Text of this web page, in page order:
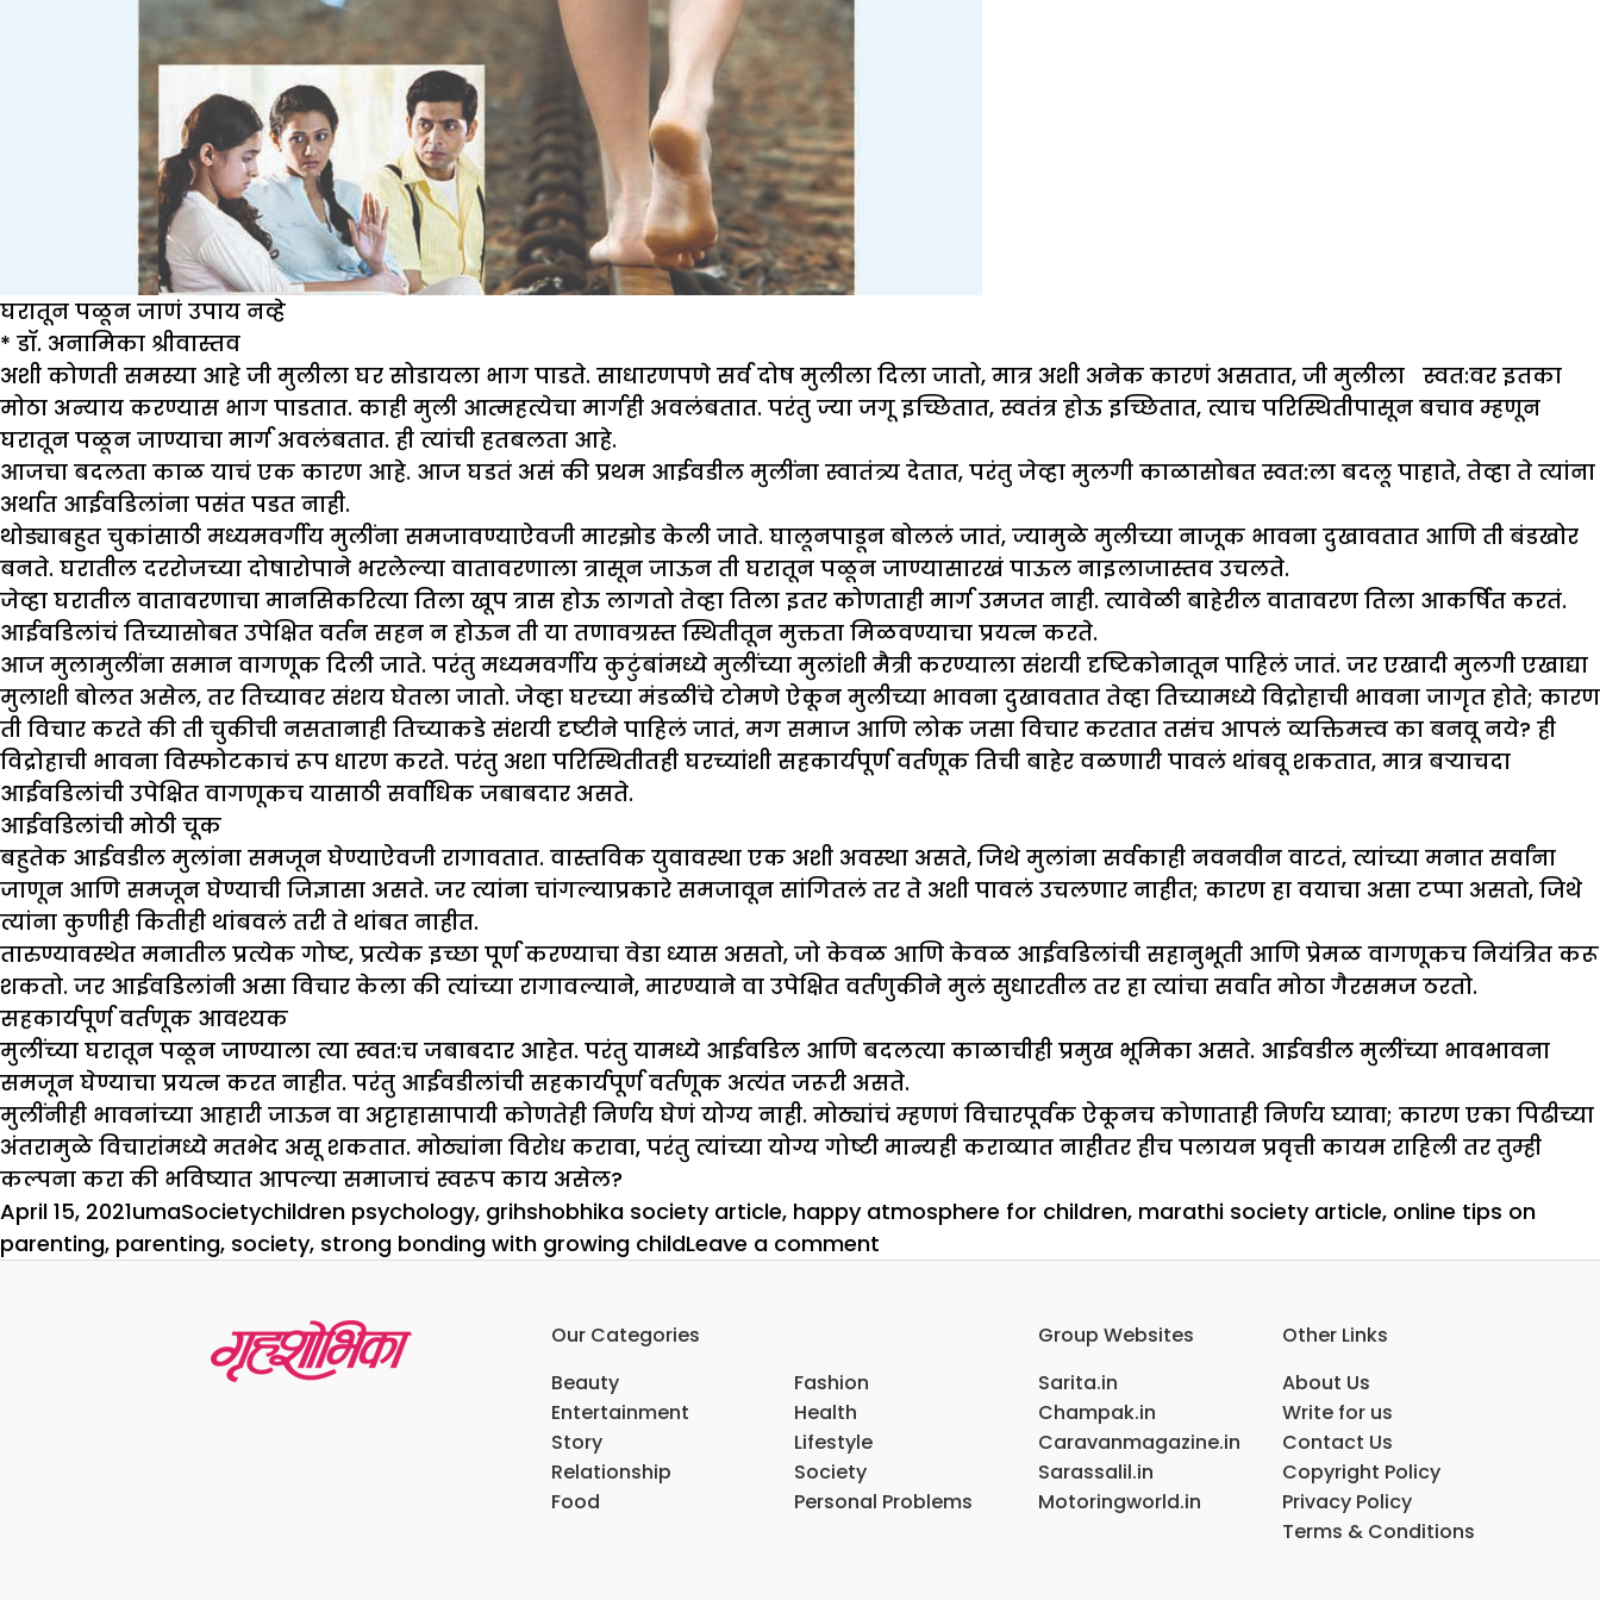
घरातून पळून जाणं उपाय नव्हे
* डॉ. अनामिका श्रीवास्तव
अशी कोणती समस्या आहे जी मुलीला घर सोडायला भाग पाडते. साधारणपणे सर्व दोष मुलीला दिला जातो, मात्र अशी अनेक कारणं असतात, जी मुलीला स्वत:वर इतका
मोठा अन्याय करण्यास भाग पाडतात. काही मुली आत्महत्येचा मार्गही अवलंबतात. परंतु ज्या जगू इच्छितात, स्वतंत्र होऊ इच्छितात, त्याच परिस्थितीपासून बचाव म्हणून
घरातून पळून जाण्याचा मार्ग अवलंबतात. ही त्यांची हतबलता आहे.
आजचा बदलता काळ याचं एक कारण आहे. आज घडतं असं की प्रथम आईवडील मुलींना स्वातंत्र्य देतात, परंतु जेव्हा मुलगी काळासोबत स्वत:ला बदलू पाहाते, तेव्हा ते त्यांना
अर्थात आईवडिलांना पसंत पडत नाही.
थोड्याबहुत चुकांसाठी मध्यमवर्गीय मुलींना समजावण्याऐवजी मारझोड केली जाते. घालूनपाडून बोललं जातं, ज्यामुळे मुलीच्या नाजूक भावना दुखावतात आणि ती बंडखोर
बनते. घरातील दररोजच्या दोषारोपाने भरलेल्या वातावरणाला त्रासून जाऊन ती घरातून पळून जाण्यासारखं पाऊल नाइलाजास्तव उचलते.
जेव्हा घरातील वातावरणाचा मानसिकरित्या तिला खूप त्रास होऊ लागतो तेव्हा तिला इतर कोणताही मार्ग उमजत नाही. त्यावेळी बाहेरील वातावरण तिला आकर्षित करतं.
आईवडिलांचं तिच्यासोबत उपेक्षित वर्तन सहन न होऊन ती या तणावग्रस्त स्थितीतून मुक्तता मिळवण्याचा प्रयत्न करते.
आज मुलामुलींना समान वागणूक दिली जाते. परंतु मध्यमवर्गीय कुटुंबांमध्ये मुलींच्या मुलांशी मैत्री करण्याला संशयी दृष्टिकोनातून पाहिलं जातं. जर एखादी मुलगी एखाद्या
मुलाशी बोलत असेल, तर तिच्यावर संशय घेतला जातो. जेव्हा घरच्या मंडळींचे टोमणे ऐकून मुलीच्या भावना दुखावतात तेव्हा तिच्यामध्ये विद्रोहाची भावना जागृत होते; कारण
ती विचार करते की ती चुकीची नसतानाही तिच्याकडे संशयी दृष्टीने पाहिलं जातं, मग समाज आणि लोक जसा विचार करतात तसंच आपलं व्यक्तिमत्त्व का बनवू नये? ही
विद्रोहाची भावना विस्फोटकाचं रूप धारण करते. परंतु अशा परिस्थितीतही घरच्यांशी सहकार्यपूर्ण वर्तणूक तिची बाहेर वळणारी पावलं थांबवू शकतात, मात्र बऱ्याचदा
आईवडिलांची उपेक्षित वागणूकच यासाठी सर्वाधिक जबाबदार असते.
आईवडिलांची मोठी चूक
बहुतेक आईवडील मुलांना समजून घेण्याऐवजी रागावतात. वास्तविक युवावस्था एक अशी अवस्था असते, जिथे मुलांना सर्वकाही नवनवीन वाटतं, त्यांच्या मनात सर्वांना
जाणून आणि समजून घेण्याची जिज्ञासा असते. जर त्यांना चांगल्याप्रकारे समजावून सांगितलं तर ते अशी पावलं उचलणार नाहीत; कारण हा वयाचा असा टप्पा असतो, जिथे
त्यांना कुणीही कितीही थांबवलं तरी ते थांबत नाहीत.
तारुण्यावस्थेत मनातील प्रत्येक गोष्ट, प्रत्येक इच्छा पूर्ण करण्याचा वेडा ध्यास असतो, जो केवळ आणि केवळ आईवडिलांची सहानुभूती आणि प्रेमळ वागणूकच नियंत्रित करू
शकतो. जर आईवडिलांनी असा विचार केला की त्यांच्या रागावल्याने, मारण्याने वा उपेक्षित वर्तणुकीने मुलं सुधारतील तर हा त्यांचा सर्वात मोठा गैरसमज ठरतो.
सहकार्यपूर्ण वर्तणूक आवश्यक
मुलींच्या घरातून पळून जाण्याला त्या स्वत:च जबाबदार आहेत. परंतु यामध्ये आईवडिल आणि बदलत्या काळाचीही प्रमुख भूमिका असते. आईवडील मुलींच्या भावभावना
समजून घेण्याचा प्रयत्न करत नाहीत. परंतु आईवडीलांची सहकार्यपूर्ण वर्तणूक अत्यंत जरूरी असते.
मुलींनीही भावनांच्या आहारी जाऊन वा अट्टाहासापायी कोणतेही निर्णय घेणं योग्य नाही. मोठ्यांचं म्हणणं विचारपूर्वक ऐकूनच कोणाताही निर्णय घ्यावा; कारण एका पिढीच्या
अंतरामुळे विचारांमध्ये मतभेद असू शकतात. मोठ्यांना विरोध करावा, परंतु त्यांच्या योग्य गोष्टी मान्यही कराव्यात नाहीतर हीच पलायन प्रवृत्ती कायम राहिली तर तुम्ही
कल्पना करा की भविष्यात आपल्या समाजाचं स्वरूप काय असेल?
Posted
on
April 15, 2021Author
umaCategories
SocietyTags
children psychology, grihshobhika society article, happy atmosphere for children, marathi society article, online tips on
parenting, parenting, society, strong bonding with growing childLeave a comment
Our Categories
Beauty
Entertainment
Story
Relationship
Food
Fashion
Health
Lifestyle
Society
Personal Problems
Group Websites
Sarita.in
Champak.in
Caravanmagazine.in
Sarassalil.in
Motoringworld.in
Other Links
About Us
Write for us
Contact Us
Copyright Policy
Privacy Policy
Terms & Conditions